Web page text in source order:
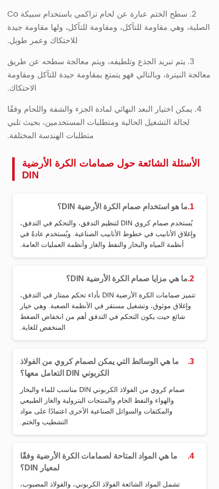
2. سطح الختم عبارة عن لحام تراكمي باستخدام سبيكة Co
الصلبة، وهي مقاومة للتآكل، ومقاومة للتآكل، ولها مقاومة جيدة
للاحتكاك وعمر طويل.
3. يتم تبريد الجذع وتلطيفه، ويتم معالجة سطحه عن طريق
معالجة النيترة، وبالتالي فهو يتمتع بمقاومة جيدة للتآكل ومقاومة
الاحتكاك.
4. يمكن اختيار البعد النهائي لمادة الجزء والشفة واللحام وفقًا
لحالة التشغيل الحالية ومتطلبات المستخدمين، بحيث تلبي
متطلبات الهندسة المختلفة.
الأسئلة الشائعة حول صمامات الكرة الأرضية
DIN
1. ما هو استخدام صمام الكرة الأرضية DIN؟
يُستخدم صمام كروي DIN لتنظيم التدفق، والتحكم في التدفق،
وإغلاق الأنابيب في خطوط الأنابيب الصناعية. ويُستخدم عادةً في
أنظمة المياه والبخار والنفط والغاز وأنظمة العمليات العامة.
2. ما هي مزايا صمام الكرة الأرضية DIN؟
تتميز صمامات الكرة الأرضية DIN بأداء تحكم ممتاز في التدفق،
وإغلاق موثوق، وتشغيل مستقر في الأنظمة الصعبة. وهي خيار
شائع حيث يكون التحكم في التدفق أهم من انخفاض الضغط
المنخفض للغاية.
3.
ما هي الوسائط التي يمكن لصمام كروي من الفولاذ
الكربوني DIN التعامل معها؟
صمام كروي من الفولاذ الكربوني DIN مناسب للماء والبخار
والهواء والنفط الخام والمنتجات البترولية والغاز الطبيعي
والمكثفات والسوائل الصناعية الأخرى اعتمادًا على مواد
التشطيب والختم.
4.
ما هي المواد المتاحة لصمامات الكرة الأرضية وفقًا
لمعيار DIN؟
تشمل المواد الشائعة الفولاذ الكربوني، والفولاذ المصبوب،